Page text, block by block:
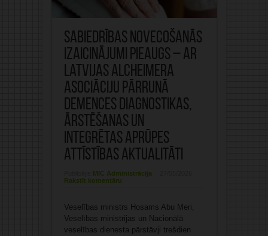
Sabiedrības novecošanās
izaicinājumi pieaugs – ar
Latvijas Alcheimera
asociāciju pārrunā
demences diagnostikas,
ārstēšanas un
integrētas aprūpes
attīstības aktualitāti
MIC Administrācija
Rakstīt komentāru
Veselības ministrs Hosams Abu Meri,
Veselības ministrijas un Nacionālā
veselības dienesta pārstāvji trešdien